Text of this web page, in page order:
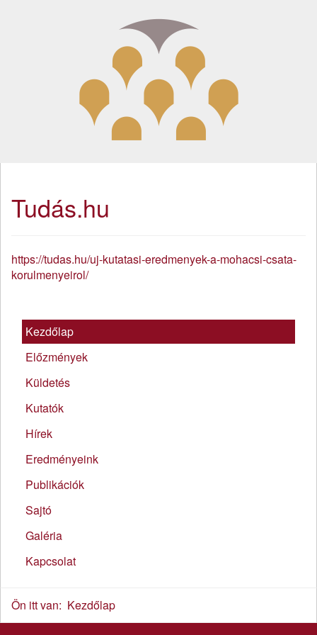
Tudás.hu
https://tudas.hu/uj-kutatasi-eredmenyek-a-mohacsi-csata-
korulmenyeirol/
Kezdőlap
Előzmények
Küldetés
Kutatók
Hírek
Eredményeink
Publikációk
Sajtó
Galéria
Kapcsolat
Ön itt van: Kezdőlap